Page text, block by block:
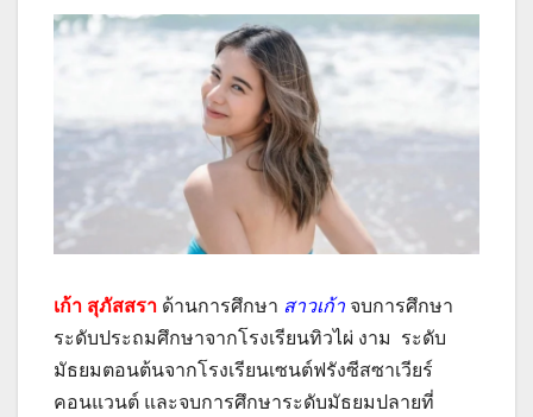
เก้า สุภัสสรา ด้านการศึกษา สาวเก้า จบการศึกษา
ระดับประถมศึกษาจากโรงเรียนทิวไผ่ งาม ระดับ
มัธยมตอนต้นจากโรงเรียนเซนต์ฟรังซีสซาเวียร์
คอนแวนต์ และจบการศึกษาระดับมัธยมปลายที่